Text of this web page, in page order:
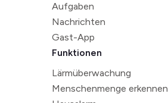
Aufgaben
Nachrichten
Gast-App
Funktionen
Lärmüberwachung
Menschenmenge erkennen